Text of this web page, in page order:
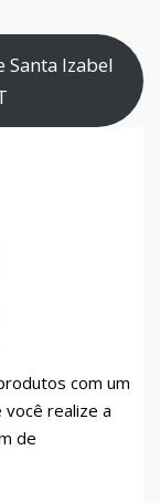
Santa Izabel
com um
realize a
de